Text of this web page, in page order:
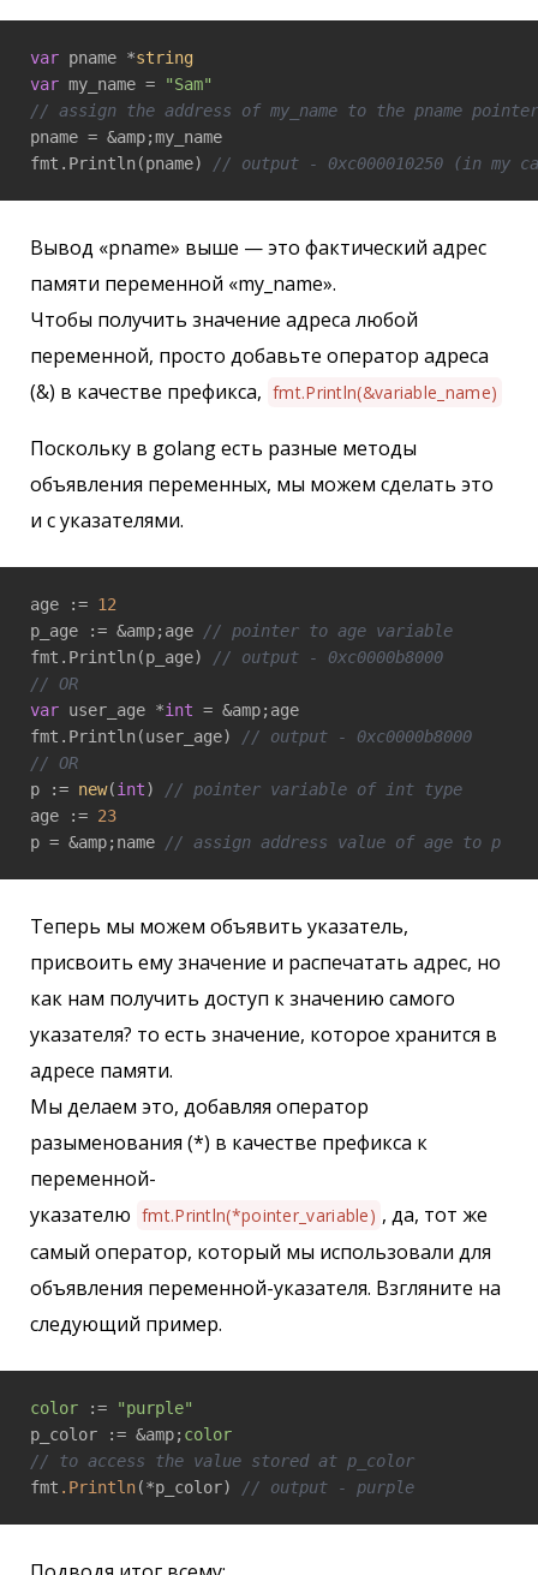
var pname *string
var my_name =
"Sam"
// assign the address of my_name to the pname
pname = &amp;my_name
fmt.Println(pname)
// output - 0xc000010250 (in my
Вывод «pname» выше — это фактический адрес
памяти переменной «my_name».
Чтобы получить значение адреса любой
переменной, просто добавьте оператор адреса
(&) в качестве префикса, fmt.Println(&variable_name)
Поскольку в golang есть разные методы
объявления переменных, мы можем сделать это
и с указателями.
age := 12
p_age := &amp;age
// pointer to age variable
fmt.Println(p_age)
// output - 0xc0000b8000
// OR
var user_age *int = &amp;age
fmt.Println(user_age)
// output - 0xc0000b8000
// OR
p := new(int)
// pointer variable of int type
age := 23
p = &amp;name
// assign address value of age to p
Теперь мы можем объявить указатель,
присвоить ему значение и распечатать адрес, но
как нам получить доступ к значению самого
указателя? то есть значение, которое хранится в
адресе памяти.
Мы делаем это, добавляя оператор
разыменования (*) в качестве префикса к
переменной-
указателю fmt.Println(*pointer_variable) , да, тот же
самый оператор, который мы использовали для
объявления переменной-указателя. Взгляните на
следующий пример.
color :=
"purple"
p_color := &amp; color
// to access the value stored at p_color
fmt .Println(*p_color) // output - purple